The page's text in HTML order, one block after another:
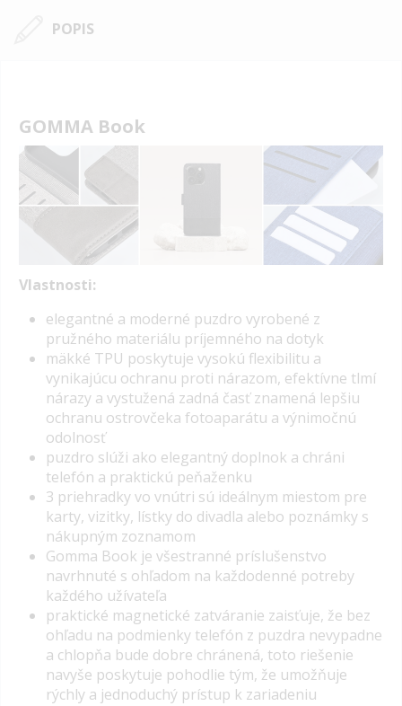
POPIS
GOMMA Book
Vlastnosti:
elegantné a moderné puzdro vyrobené z
pružného materiálu príjemného na dotyk
mäkké TPU poskytuje vysokú flexibilitu a
vynikajúcu ochranu proti nárazom, efektívne tlmí
nárazy a vystužená zadná časť znamená lepšiu
ochranu ostrovčeka fotoaparátu a výnimočnú
odolnosť
puzdro slúži ako elegantný doplnok a chráni
telefón a praktickú peňaženku
3 priehradky vo vnútri sú ideálnym miestom pre
karty, vizitky, lístky do divadla alebo poznámky s
nákupným zoznamom
Gomma Book je všestranné príslušenstvo
navrhnuté s ohľadom na každodenné potreby
každého užívateľa
praktické magnetické zatváranie zaisťuje, že bez
ohľadu na podmienky telefón z puzdra nevypadne
a chlopňa bude dobre chránená, toto riešenie
navyše poskytuje pohodlie tým, že umožňuje
rýchly a jednoduchý prístup k zariadeniu